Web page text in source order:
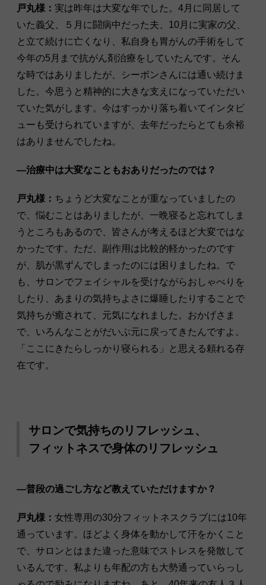
戸丸様： 実は昨年は大変な年でした。4月に同居して
いた義父、５月に闘病中だった夫、10月に実家の父、
と立て続けに亡くなり、私自身も胃がんの手術をして
今年の5月まで抗がん剤治療をしていたんです。そん
な時ではありましたが、シーボンさんには通い続けま
した。今思うと精神的に大きな支えになっていただい
ていた気がします。今はすっかり落ち着いてインタビ
ューも受けられていますが、去年だったらとても余裕
はありませんでしたね。
―治療中は大変なこともおありだったのでは？
戸丸様： ちょうど大変なことが重なっていましたの
で、悩むことはありましたが、一晩寝ると忘れてしま
うところもあるので、皆さんが考えるほど大変ではな
かったです。ただ、副作用は比較的軽かったのです
が、肌が黒ずんでしまったのには困りましたね。で
も、サロンでフェイシャルを受けながらおしゃべりを
したり、あまりの気持ちよさに爆睡したりすることで
気持ちが癒されて、元気になれました。おかげさま
で、いろんなことがだいぶ元に戻ってきたんですよ。
「ここにきたらしっかり寝られる」と思える頼れる存
在です。
サロンで気持ちのリフレッシュ、
フィットネスで身体のリフレッシュ
―普段の過ごし方など教えていただけますか？
戸丸様： 女性専用の30分フィットネスクラブには10年
通っています。ほどよく身体を動かして汗をかくこと
で、サロンとはまた違った意味でストレスを発散して
いるんです。私よりも年配の方も大勢通っていらっし